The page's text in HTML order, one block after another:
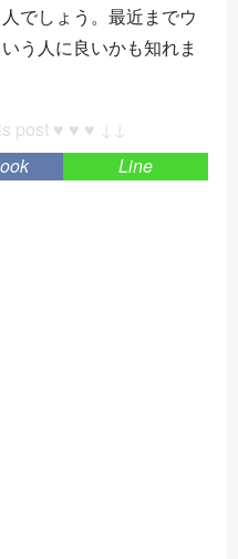
でしょう。最近までウ
う人に良いかも知れま
post ♥ ♥ ♥ ↓↓
Line